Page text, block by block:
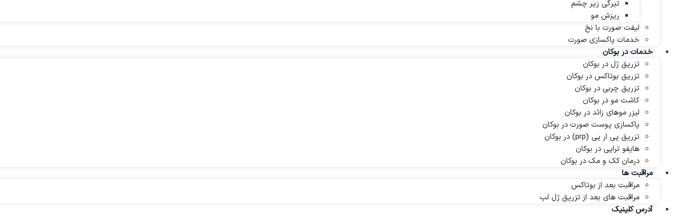
تیرگی زیر چشم
ریزش مو
لیفت صورت با نخ
خدمات پاکسازی صورت
خدمات در بوکان
تزریق ژل در بوکان
تزریق بوتاکس در بوکان
تزریق چربی در بوکان
کاشت مو در بوکان
لیزر موهای زائد در بوکان
پاکسازی پوست صورت در بوکان
تزریق پی ار پی (prp) در بوکان
هایفو تراپی در بوکان
درمان کک و مک در بوکان
مراقبت ها
مراقبت بعد از بوتاکس
مراقبت های بعد از تزریق ژل لب
آدرس کلینیک